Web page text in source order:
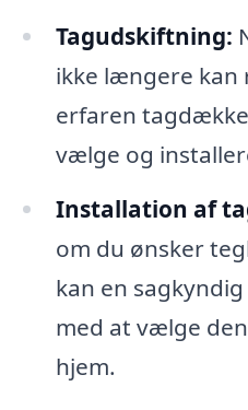
Tagudskiftning:
ikke længere kan
erfaren
vælge og
Installation af
om du ønsker
kan en
med at vælge
hjem.